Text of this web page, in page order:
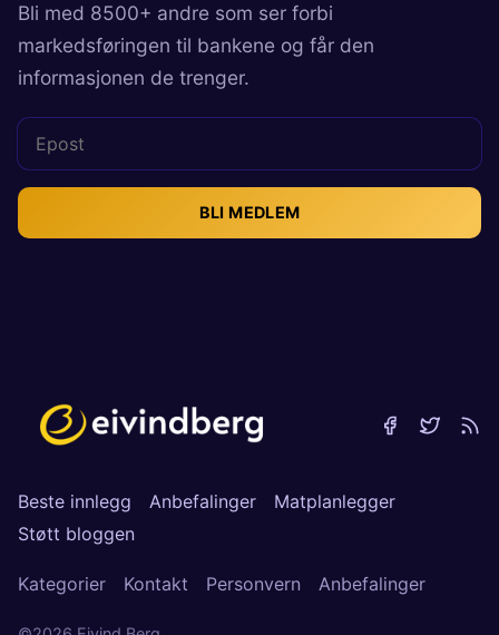
Bli med 8500+ andre som ser forbi
markedsføringen til bankene og får den
informasjonen de trenger.
BLI MEDLEM
Beste innlegg Anbefalinger
Matplanlegger
Støtt bloggen
Kategorier Kontakt Personvern Anbefalinger